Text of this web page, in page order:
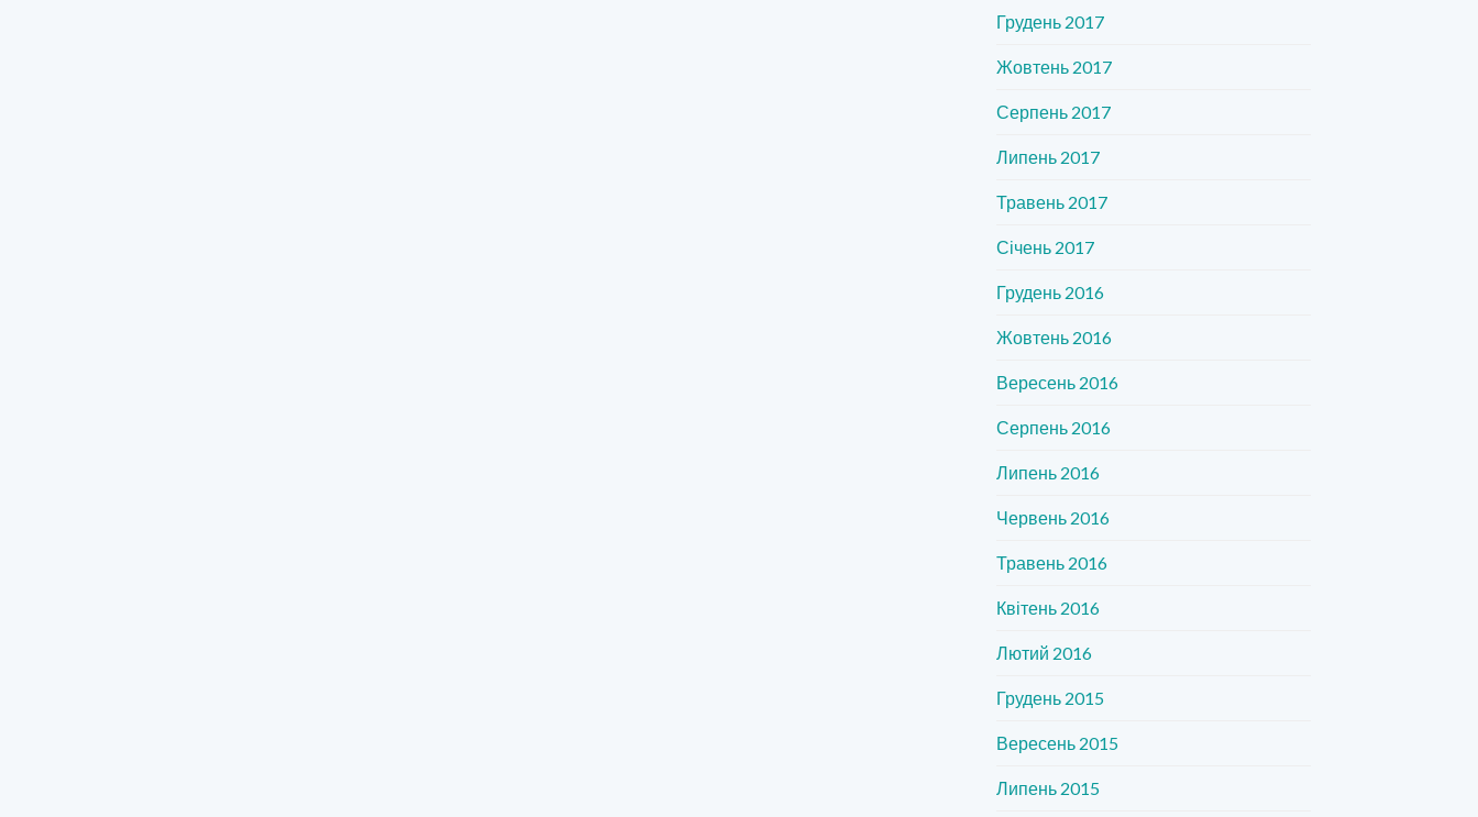
Грудень 2017
Жовтень 2017
Серпень 2017
Липень 2017
Травень 2017
Січень 2017
Грудень 2016
Жовтень 2016
Вересень 2016
Серпень 2016
Липень 2016
Червень 2016
Травень 2016
Квітень 2016
Лютий 2016
Грудень 2015
Вересень 2015
Липень 2015